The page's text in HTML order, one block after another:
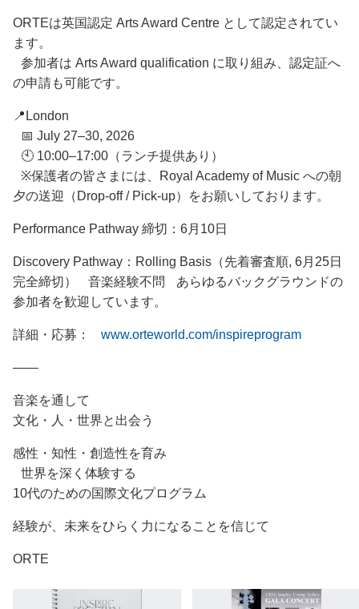
ORTEは英国認定 Arts Award Centre として認定されてい
ます。
参加者は Arts Award qualification に取り組み、認定証へ
の申請も可能です。
📍London
📅 July 27–30, 2026
🕙 10:00–17:00（ランチ提供あり）
※保護者の皆さまには、Royal Academy of Music への朝
夕の送迎（Drop-off / Pick-up）をお願いしております。
Performance Pathway 締切：6月10日
Discovery Pathway：Rolling Basis（先着審査順, 6月25日
完全締切） 音楽経験不問 あらゆるバックグラウンドの
参加者を歓迎しています。
詳細・応募： www.orteworld.com/inspireprogram
——
音楽を通して
文化・人・世界と出会う
感性・知性・創造性を育み
世界を深く体験する
10代のための国際文化プログラム
経験が、未来をひらく力になることを信じて
ORTE